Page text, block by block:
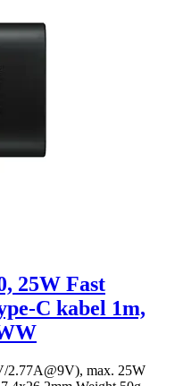
25W Fast
C kabel 1m,
2.77A@9V), max. 25W